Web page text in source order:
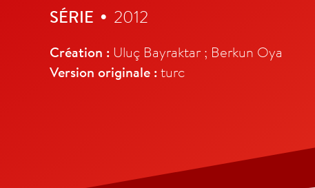
SÉRIE • 2012
Création : Uluç Bayraktar ; Berkun Oya
Version originale :turc